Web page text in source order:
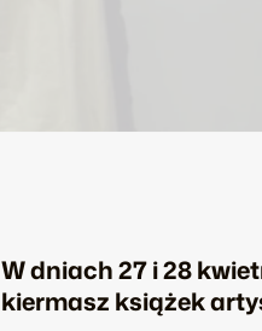
W dniach 27 i 28
kiermasz książek